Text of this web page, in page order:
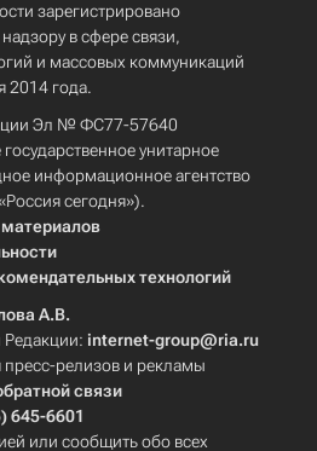
зарегистрировано
в сфере связи,
и массовых коммуникаций
2014 года.
Эл № ФС77-57640
унитарное
информационное агентство
сегодня»).
технологий
А.В.
Редакции: internet-group@ria.ru
релизов и рекламы
связи
645-6601
или сообщить обо всех